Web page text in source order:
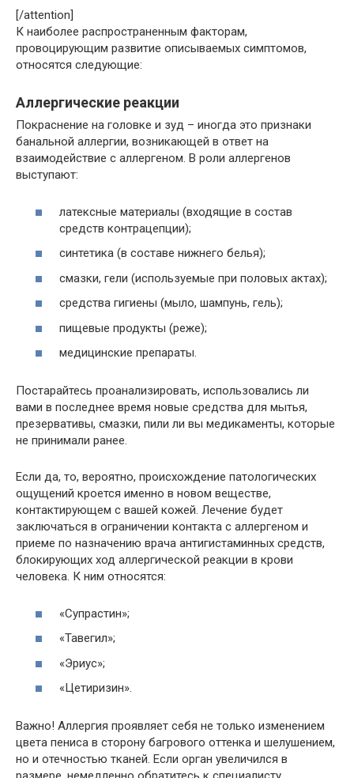
[/attention]
К наиболее распространенным факторам,
провоцирующим развитие описываемых симптомов,
относятся следующие:
Аллергические реакции
Покраснение на головке и зуд – иногда это признаки
банальной аллергии, возникающей в ответ на
взаимодействие с аллергеном. В роли аллергенов
выступают:
латексные материалы (входящие в состав
средств контрацепции);
синтетика (в составе нижнего белья);
смазки, гели (используемые при половых актах);
средства гигиены (мыло, шампунь, гель);
пищевые продукты (реже);
медицинские препараты.
Постарайтесь проанализировать, использовались ли
вами в последнее время новые средства для мытья,
презервативы, смазки, пили ли вы медикаменты, которые
не принимали ранее.
Если да, то, вероятно, происхождение патологических
ощущений кроется именно в новом веществе,
контактирующем с вашей кожей. Лечение будет
заключаться в ограничении контакта с аллергеном и
приеме по назначению врача антигистаминных средств,
блокирующих ход аллергической реакции в крови
человека. К ним относятся:
«Супрастин»;
«Тавегил»;
«Эриус»;
«Цетиризин».
Важно! Аллергия проявляет себя не только изменением
цвета пениса в сторону багрового оттенка и шелушением,
но и отечностью тканей. Если орган увеличился в